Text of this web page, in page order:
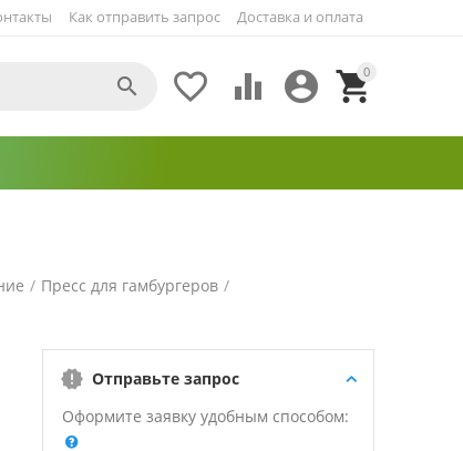
Как отправить запрос Доставка и оплата
0


 

/ Пресс для гамбургеров /
Отправьте запрос
Оформите заявку удобным способом: